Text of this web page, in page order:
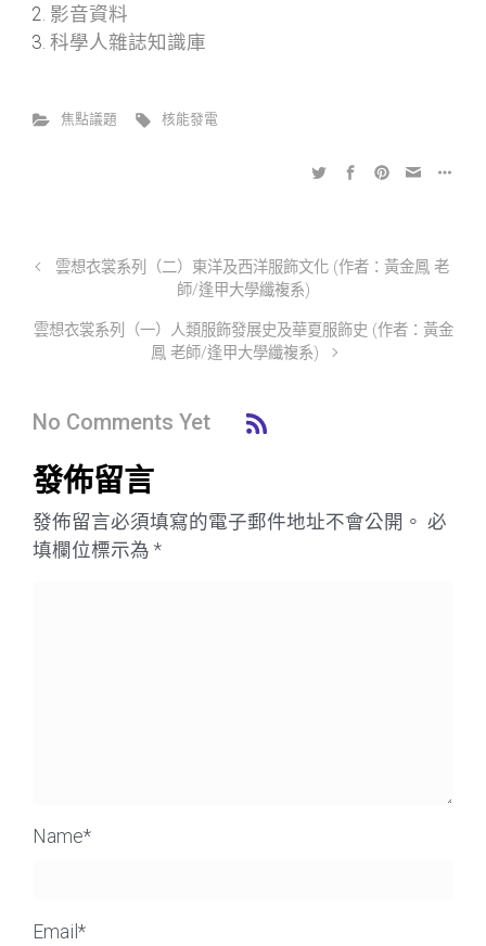
影音資料
科學人雜誌知識庫
焦點議題 核能發電
雲想衣裳系列（二）東洋及西洋服飾文化 (作者：黃金鳳 老
師/逢甲大學纖複系)
雲想衣裳系列（一）人類服飾發展史及華夏服飾史 (作者：黃金
鳳 老師/逢甲大學纖複系)
No Comments Yet
發佈留言
發佈留言必須填寫的電子郵件地址不會公開。 必
填欄位標示為 *
Name*
Email *